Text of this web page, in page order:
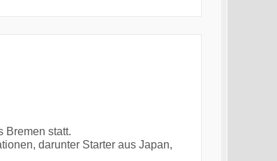
Bremen statt.
darunter Starter aus Japan,